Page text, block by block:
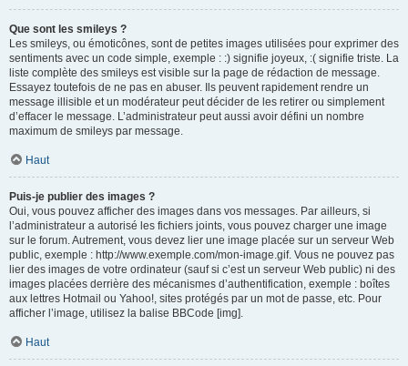
Que sont les smileys ?
Les smileys, ou émoticônes, sont de petites images utilisées pour exprimer des
sentiments avec un code simple, exemple : :) signifie joyeux, :( signifie triste. La
liste complète des smileys est visible sur la page de rédaction de message.
Essayez toutefois de ne pas en abuser. Ils peuvent rapidement rendre un
message illisible et un modérateur peut décider de les retirer ou simplement
d’effacer le message. L’administrateur peut aussi avoir défini un nombre
maximum de smileys par message.
Haut
Puis-je publier des images ?
Oui, vous pouvez afficher des images dans vos messages. Par ailleurs, si
l’administrateur a autorisé les fichiers joints, vous pouvez charger une image
sur le forum. Autrement, vous devez lier une image placée sur un serveur Web
public, exemple : http://www.exemple.com/mon-image.gif. Vous ne pouvez pas
lier des images de votre ordinateur (sauf si c’est un serveur Web public) ni des
images placées derrière des mécanismes d’authentification, exemple : boîtes
aux lettres Hotmail ou Yahoo!, sites protégés par un mot de passe, etc. Pour
afficher l’image, utilisez la balise BBCode [img].
Haut